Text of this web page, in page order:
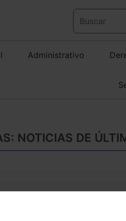
Administrativo
NOTICIAS DE
La
abordará